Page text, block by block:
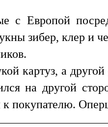
с Европой
зибер, клер и
картуз, а
на другой
покупателю.